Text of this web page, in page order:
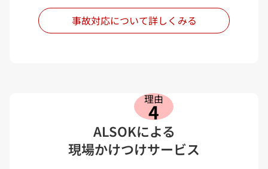
事故対応について詳しくみる
理由
4
ALSOKによる
現場かけつけサービス